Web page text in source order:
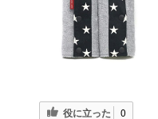
役に立った 0